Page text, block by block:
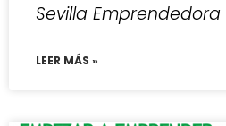
Sevilla Emprendedora
LEER MÁS »